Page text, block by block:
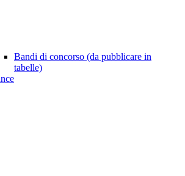
Bandi di concorso (da pubblicare in
tabelle)